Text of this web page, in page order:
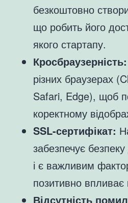
безкоштовно
що робить його
якого стартапу.
Кросбраузерність:
різних браузерах
Safari, Edge), щоб
коректному
SSL-сертифікат:
забезпечує
і є важливим
позитивно впливає
Відсутність